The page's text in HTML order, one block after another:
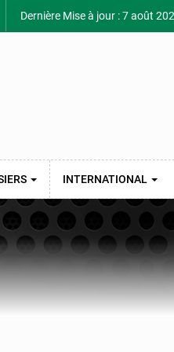
Dernière Mise à jour : 7 août
INTERNATIONAL